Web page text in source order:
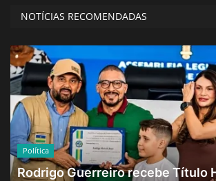
NOTÍCIAS RECOMENDADAS
Política
Rodrigo Guerreiro recebe Título